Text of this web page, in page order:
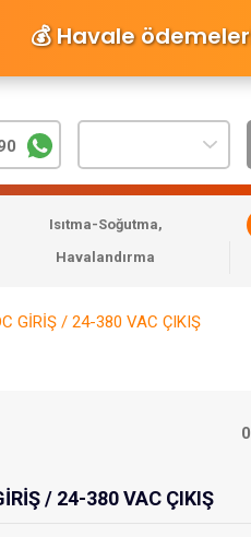
💰 Havale
Isıtma-Soğutma,
Havalandırma
GİRİŞ / 24-380 VAC ÇIKIŞ
/ 24-380 VAC ÇIKIŞ